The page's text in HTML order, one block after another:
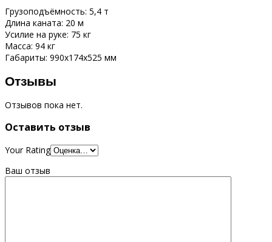
Грузоподъёмность: 5,4 т
Длина каната: 20 м
Усилие на руке: 75 кг
Масса: 94 кг
Габариты: 990x174x525 мм
Отзывы
Отзывов пока нет.
Оставить отзыв
Your Rating
Ваш отзыв